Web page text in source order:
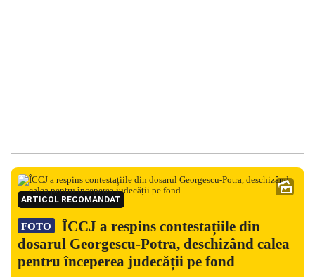
ARTICOL RECOMANDAT
FOTO
ÎCCJ a respins contestațiile din
dosarul Georgescu-Potra, deschizând calea
pentru începerea judecății pe fond